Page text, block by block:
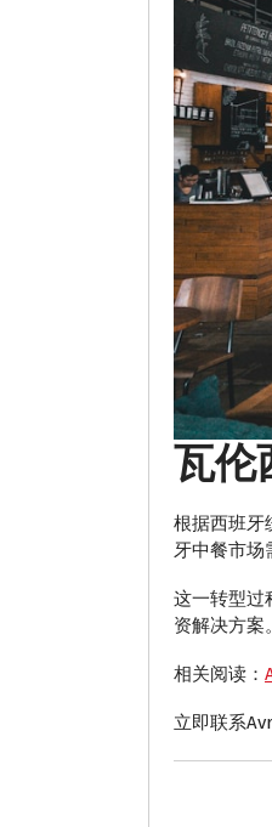
瓦伦
根据西班牙
牙中餐市场
这一转型过
资解决方案。
相关阅读：
立即联系